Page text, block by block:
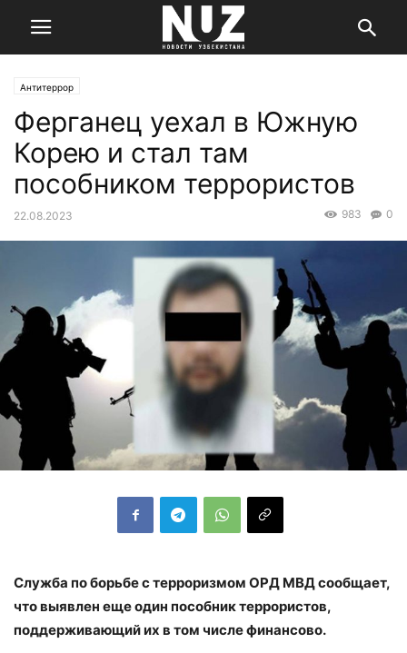
Антитеррор
Ферганец уехал в Южную
Корею и стал там
пособником террористов
22.08.2023 0
983
Служба по борьбе с терроризмом ОРД МВД сообщает,
что выявлен еще один пособник террористов,
поддерживающий их в том числе финансово.